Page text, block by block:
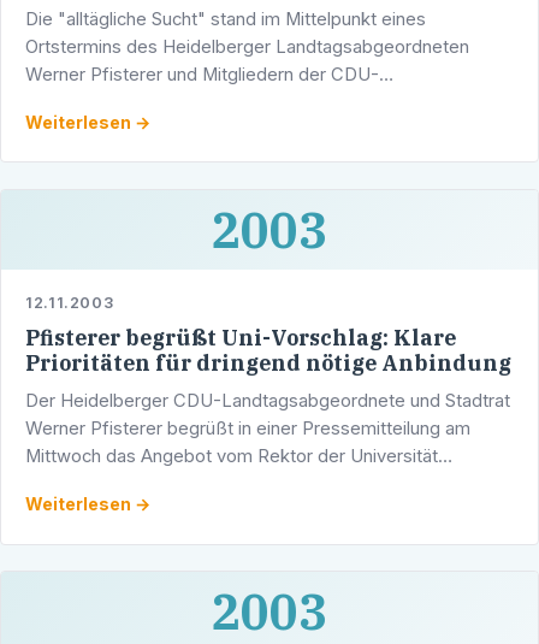
Die "alltägliche Sucht" stand im Mittelpunkt eines
Ortstermins des Heidelberger Landtagsabgeordneten
Werner Pfisterer und Mitgliedern der CDU-
Weiterlesen →
2003
12.11.2003
Pfisterer begrüßt Uni-Vorschlag: Klare
Prioritäten für dringend nötige Anbindung
Der Heidelberger CDU-Landtagsabgeordnete und Stadtrat
Werner Pfisterer begrüßt in einer Pressemitteilung am
Mittwoch das Angebot vom Rektor der Universität
Umweltverträglichkeitsprüfung …
Weiterlesen →
2003